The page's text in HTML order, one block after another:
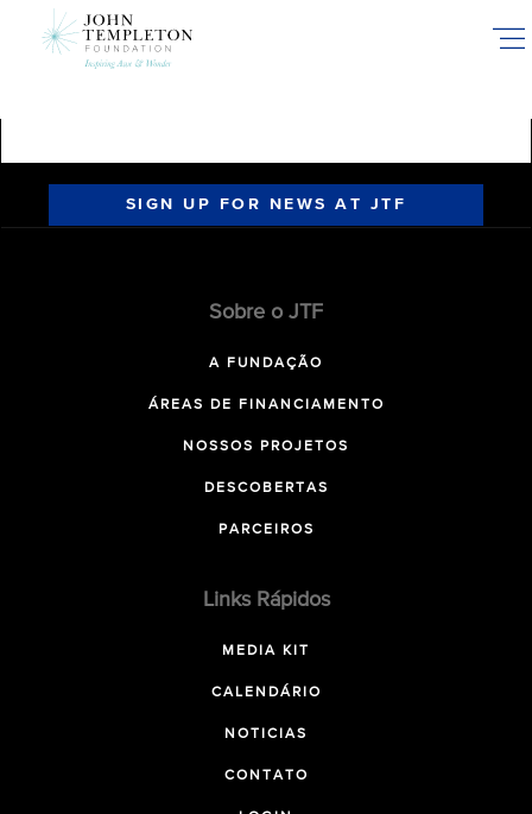
SIGN UP FOR NEWS AT JTF
Sobre o JTF
A FUNDAÇÃO
ÁREAS DE FINANCIAMENTO
NOSSOS PROJETOS
DESCOBERTAS
PARCEIROS
Links Rápidos
MEDIA KIT
CALENDÁRIO
NOTICIAS
CONTATO